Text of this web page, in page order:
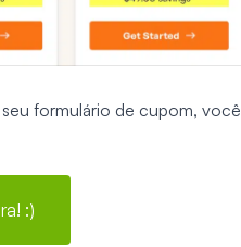
formulário de cupom, você
:)